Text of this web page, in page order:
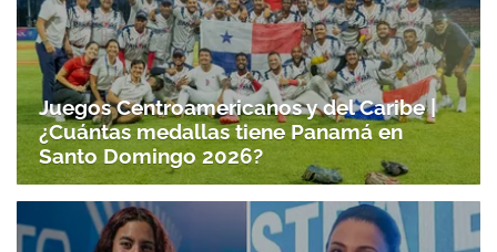
Juegos Centroamericanos y del Caribe |
¿Cuántas medallas tiene Panamá en
Santo Domingo 2026?